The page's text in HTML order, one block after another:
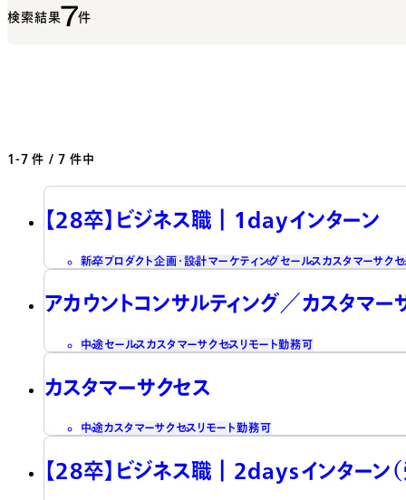
検索結果7件
1-7 件 / 7 件中
【28卒】ビジネス職┃1dayインターン
新卒プロダクト企画・設計マーケティングセールスカスタマーサク
アカウントコンサルティング／カスタマー
中途セールス カスタマーサクセス リモート勤務可
カスタマーサクセス
中途カスタマーサクセス リモート勤務可
【28卒】ビジネス職┃2daysインターン